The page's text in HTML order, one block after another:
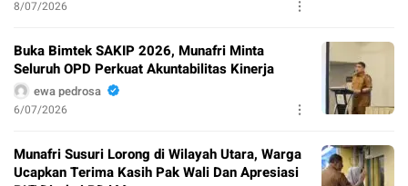
8/07/2026
Buka Bimtek SAKIP 2026, Munafri Minta
Seluruh OPD Perkuat Akuntabilitas Kinerja
ewa pedrosa
6/07/2026
Munafri Susuri Lorong di Wilayah Utara, Warga
Ucapkan Terima Kasih Pak Wali Dan Apresiasi